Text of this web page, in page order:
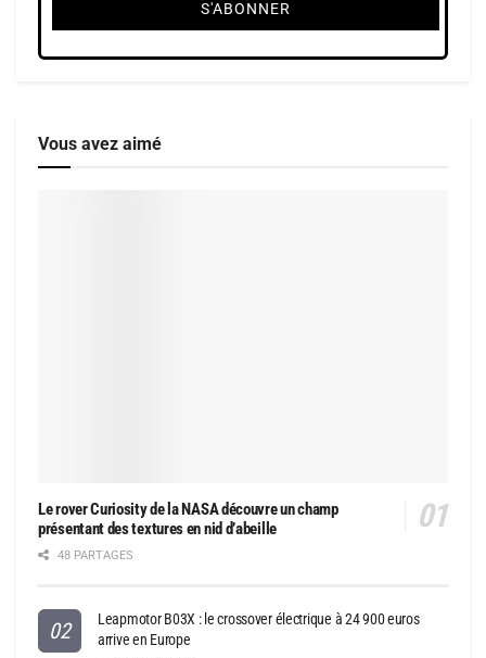
Vous avez aimé
Le rover Curiosity de la NASA découvre un champ
présentant des textures en nid d’abeille
48 PARTAGES
Leapmotor B03X : le crossover électrique à 24 900 euros
arrive en Europe